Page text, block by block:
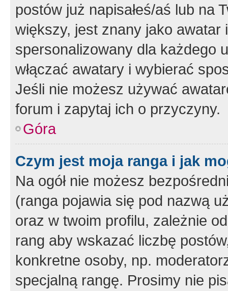
postów już napisałeś/aś lub na
większy, jest znany jako
spersonalizowany dla każdego
włączać awatary i wybierać
Jeśli nie możesz używać
forum i zapytaj ich o przyczyny.
Góra
Czym jest moja ranga i jak
Na ogół nie możesz
(ranga pojawia się pod nazwą
oraz w twoim profilu, zależnie
rang aby wskazać liczbę
konkretne osoby, np.
specjalną rangę. Prosimy nie